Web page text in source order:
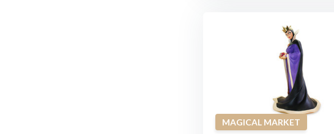
MAGICAL MARKET